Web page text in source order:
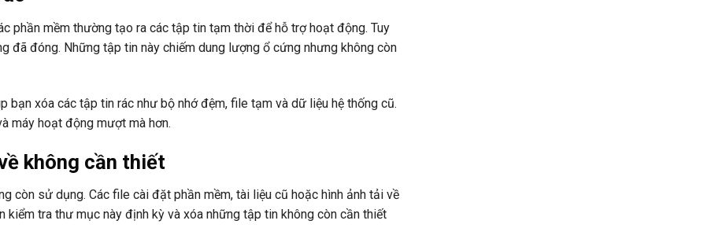
phần mềm thường tạo ra các tập tin tạm thời để hỗ trợ hoạt động. Tuy
đã đóng. Những tập tin này chiếm dung lượng ổ cứng nhưng không còn
bạn xóa các tập tin rác như bộ nhớ đệm, file tạm và dữ liệu hệ thống cũ.
máy hoạt động mượt mà hơn.
không cần thiết
còn sử dụng. Các file cài đặt phần mềm, tài liệu cũ hoặc hình ảnh tải về
kiểm tra thư mục này định kỳ và xóa những tập tin không còn cần thiết